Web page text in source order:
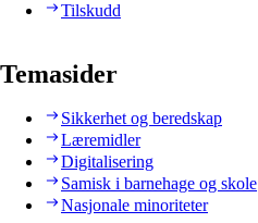
Tilskudd
Temasider
Sikkerhet og beredskap
Læremidler
Digitalisering
Samisk i barnehage og skole
Nasjonale minoriteter